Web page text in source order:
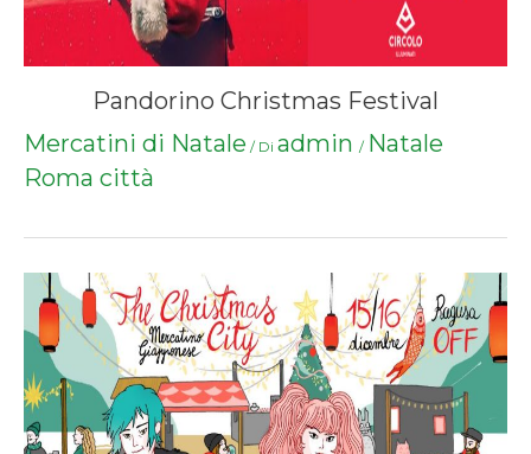
Pandorino Christmas Festival
Mercatini di Natale / Di admin / Natale
Roma città